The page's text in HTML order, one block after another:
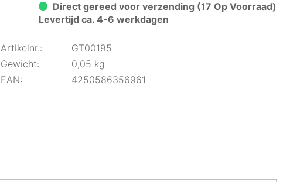
Direct gereed voor verzending (17 Op Voorraad)
Levertijd ca. 4-6 werkdagen
Artikelnr.:
GT00195
Gewicht:
0,05 kg
EAN:
4250586356961